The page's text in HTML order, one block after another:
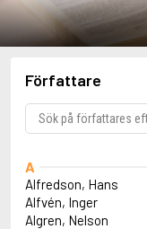
Författare
A
Alfredson, Hans
Alfvén, Inger
Algren, Nelson